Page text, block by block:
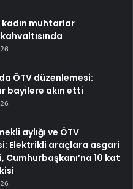
kadın muhtarlar
ÖTV düzenlemesi:
bayilere akın etti
aylığı ve ÖTV
Elektrikli araçlara asgari
Cumhurbaşkanı’na 10 kat